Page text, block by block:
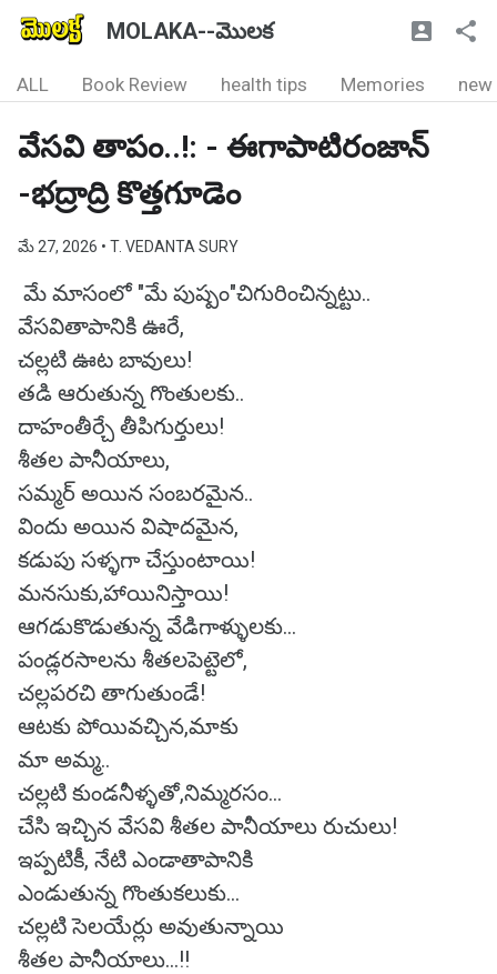
MOLAKA--మొలక
ALL Book Review health tips Memories new
వేసవి తాపం..!: - ఈగాపాటిరంజాన్
-భద్రాద్రి కొత్తగూడెం
మే 27, 2026 • T. VEDANTA SURY
మే మాసంలో "మే పుష్పం"చిగురించిన్నట్టు..
వేసవితాపానికి ఊరే,
చల్లటి ఊట బావులు!
తడి ఆరుతున్న గొంతులకు..
దాహంతీర్చే తీపిగుర్తులు!
శీతల పానీయాలు,
సమ్మర్ అయిన సంబరమైన..
విందు అయిన విషాదమైన,
కడుపు సళ్ళగా చేస్తుంటాయి!
మనసుకు,హాయినిస్తాయి!
ఆగడుకొడుతున్న వేడిగాళ్ళులకు...
పండ్లరసాలను శీతలపెట్టెలో,
చల్లపరచి తాగుతుండే!
ఆటకు పోయివచ్చిన,మాకు
మా అమ్మ..
చల్లటి కుండనీళ్ళతో,నిమ్మరసం...
చేసి ఇచ్చిన వేసవి శీతల పానీయాలు రుచులు!
ఇప్పటికీ, నేటి ఎండాతాపానికి
ఎండుతున్న గొంతుకలుకు...
చల్లటి సెలయేర్లు అవుతున్నాయి
శీతల పానీయాలు...!!